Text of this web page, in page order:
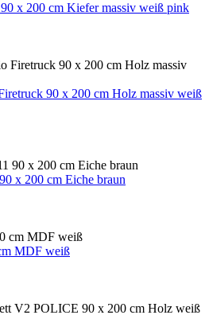
x 200 cm Kiefer massiv weiß pink
90 x 200 cm Holz massiv weiß
x 200 cm Eiche braun
MDF weiß